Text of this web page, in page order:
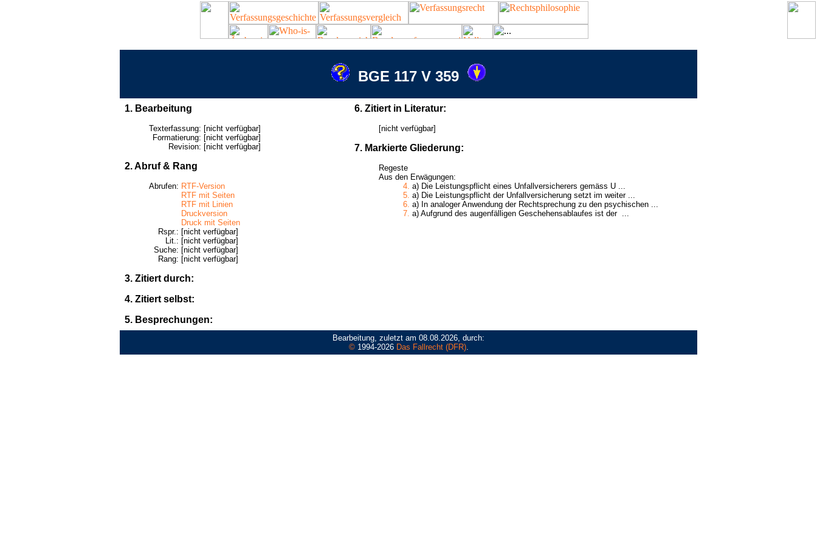
BGE 117 V 359
1. Bearbeitung
Texterfassung: [nicht verfügbar]
Formatierung: [nicht verfügbar]
Revision: [nicht verfügbar]
2. Abruf & Rang
Abrufen: RTF-Version
RTF mit Seiten
RTF mit Linien
Druckversion
Druck mit Seiten
Rspr.: [nicht verfügbar]
Lit.: [nicht verfügbar]
Suche: [nicht verfügbar]
Rang: [nicht verfügbar]
3. Zitiert durch:
4. Zitiert selbst:
5. Besprechungen:
6. Zitiert in Literatur:
[nicht verfügbar]
7. Markierte Gliederung:
Regeste
Aus den Erwägungen:
4. a) Die Leistungspflicht eines Unfallversicherers gemäss U ...
5. a) Die Leistungspflicht der Unfallversicherung setzt im weiter ...
6. a) In analoger Anwendung der Rechtsprechung zu den psychischen ...
7. a) Aufgrund des augenfälligen Geschehensablaufes ist der ...
Bearbeitung, zuletzt am 08.08.2026, durch:
©1994-2026 Das Fallrecht (DFR).